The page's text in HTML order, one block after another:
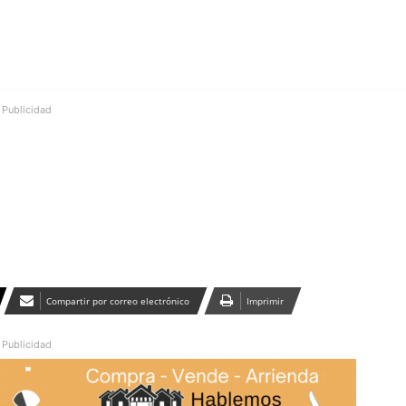
Publicidad
Compartir por correo electrónico Imprimir
Publicidad